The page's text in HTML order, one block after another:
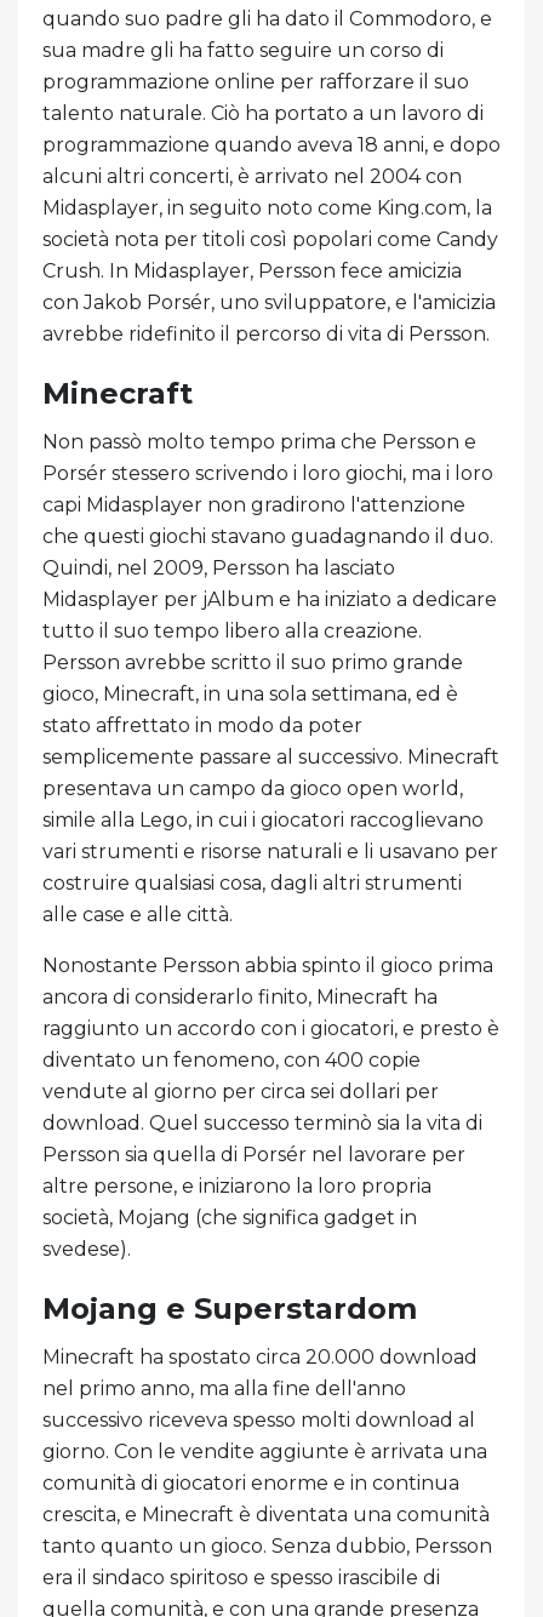
quando suo padre gli ha dato il Commodoro, e
sua madre gli ha fatto seguire un corso di
programmazione online per rafforzare il suo
talento naturale. Ciò ha portato a un lavoro di
programmazione quando aveva 18 anni, e dopo
alcuni altri concerti, è arrivato nel 2004 con
Midasplayer, in seguito noto come King.com, la
società nota per titoli così popolari come Candy
Crush. In Midasplayer, Persson fece amicizia
con Jakob Porsér, uno sviluppatore, e l'amicizia
avrebbe ridefinito il percorso di vita di Persson.
Minecraft
Non passò molto tempo prima che Persson e
Porsér stessero scrivendo i loro giochi, ma i loro
capi Midasplayer non gradirono l'attenzione
che questi giochi stavano guadagnando il duo.
Quindi, nel 2009, Persson ha lasciato
Midasplayer per jAlbum e ha iniziato a dedicare
tutto il suo tempo libero alla creazione.
Persson avrebbe scritto il suo primo grande
gioco, Minecraft, in una sola settimana, ed è
stato affrettato in modo da poter
semplicemente passare al successivo. Minecraft
presentava un campo da gioco open world,
simile alla Lego, in cui i giocatori raccoglievano
vari strumenti e risorse naturali e li usavano per
costruire qualsiasi cosa, dagli altri strumenti
alle case e alle città.
Nonostante Persson abbia spinto il gioco prima
ancora di considerarlo finito, Minecraft ha
raggiunto un accordo con i giocatori, e presto è
diventato un fenomeno, con 400 copie
vendute al giorno per circa sei dollari per
download. Quel successo terminò sia la vita di
Persson sia quella di Porsér nel lavorare per
altre persone, e iniziarono la loro propria
società, Mojang (che significa gadget in
svedese).
Mojang e Superstardom
Minecraft ha spostato circa 20.000 download
nel primo anno, ma alla fine dell'anno
successivo riceveva spesso molti download al
giorno. Con le vendite aggiunte è arrivata una
comunità di giocatori enorme e in continua
crescita, e Minecraft è diventata una comunità
tanto quanto un gioco. Senza dubbio, Persson
era il sindaco spiritoso e spesso irascibile di
quella comunità, e con una grande presenza